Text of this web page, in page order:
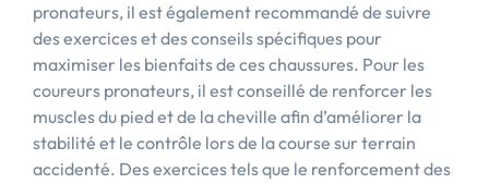
pronateurs, il est également recommandé de suivre
des exercices et des conseils spécifiques pour
maximiser les bienfaits de ces chaussures. Pour les
coureurs pronateurs, il est conseillé de renforcer les
muscles du pied et de la cheville afin d’améliorer la
stabilité et le contrôle lors de la course sur terrain
accidenté. Des exercices tels que le renforcement des